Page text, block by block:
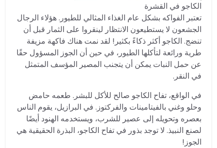
الكاجو في القشرة
تعتبر الفواكه بشكل عام الغذاء المثالي للطيور. هؤلاء الرجال
الجشعون لا يستطيعون الانتظار لينقروا على الثمار قبل أن
تنضج. الكاجو أكثر ذكاءً بكثير! لقد نمت هناك فاكهة مزيفة
طرية ورائعة لتأكلها الطيور، في حين أن الجوز المسؤول حقًا
عن حمل النبات يمكن أن يتجنب المصير المؤسف المتمثل
في النقر.
في الواقع، تفاح الكاجو صالح للأكل للبشر. طعمه حامض
وحلو وغني بالفيتامينات والفركتوز. في البرازيل، يقوم الناس
بعصره وتحويله إلى عصير للشرب، ويستخدمه الهنود أيضًا
لصنع النبيذ. لا توجد بذور في تفاح الكاجو، البذرة الحقيقية هي
الجوز!